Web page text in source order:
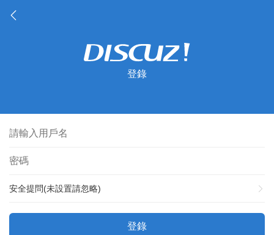
登錄
安全提問(未設置請忽略)
登錄